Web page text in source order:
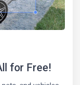
for Free!